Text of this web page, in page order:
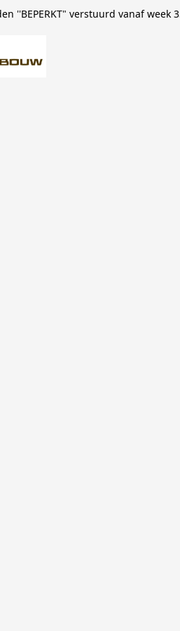
''BEPERKT" verstuurd vanaf week